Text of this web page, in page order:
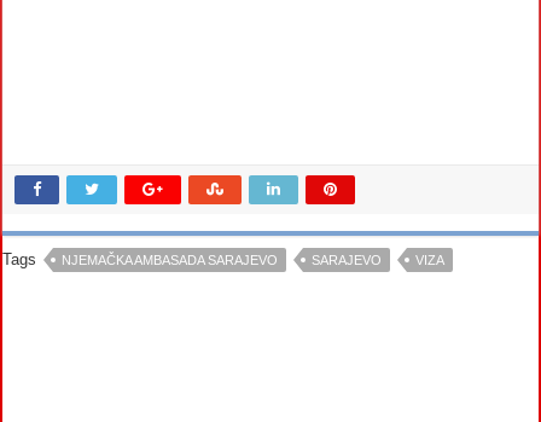
Tags NJEMAČKA AMBASADA SARAJEVO SARAJEVO VIZA